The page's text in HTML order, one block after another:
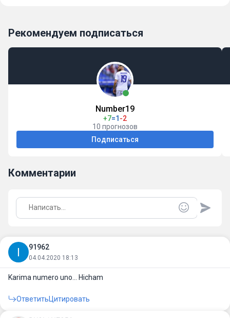
Рекомендуем подписаться
Number19
+7=1 -2
10 прогнозов
Подписаться
Комментарии
91962
04.04.2020 18:13
Karima numero uno... Hicham
ОтветитьЦитировать